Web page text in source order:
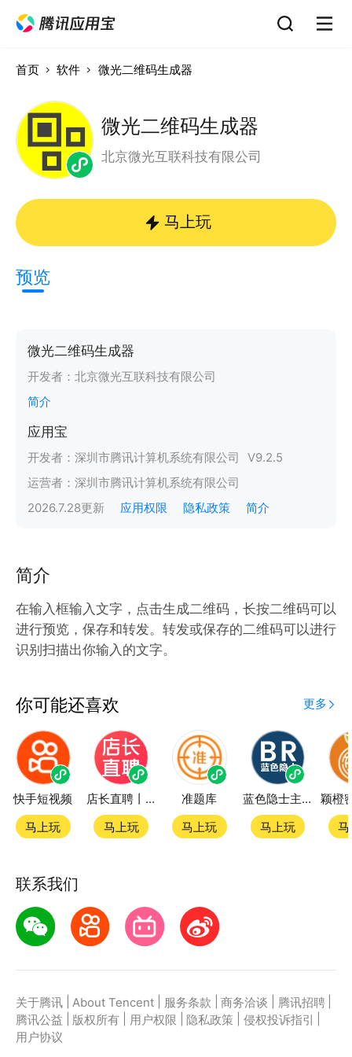
首页 软件 微光二维码生成器
微光二维码生成器
北京微光互联科技有限公司
马上玩
预览
微光二维码生成器
开发者： 北京微光互联科技有限公司
简介
应用宝
开发者： 深圳市腾讯计算机系统有限公司 V9.2.5
运营者： 深圳市腾讯计算机系统有限公司
2026.7.28更新 应用权限 隐私政策 简介
简介
在输入框输入文字，点击生成二维码，长按二维码可以
进行预览，保存和转发。转发或保存的二维码可以进行
识别扫描出你输入的文字。
你可能还喜欢 更多
快手短视频
马上玩
店长直聘丨求职招聘找工作
马上玩
准题库
马上玩
蓝色隐士主题站
马上玩
联系我们
关于腾讯 About Tencent 服务条款 商务洽谈 腾讯招聘
腾讯公益
版权所有 用户权限 隐私政策 侵权投诉指引
用户协议